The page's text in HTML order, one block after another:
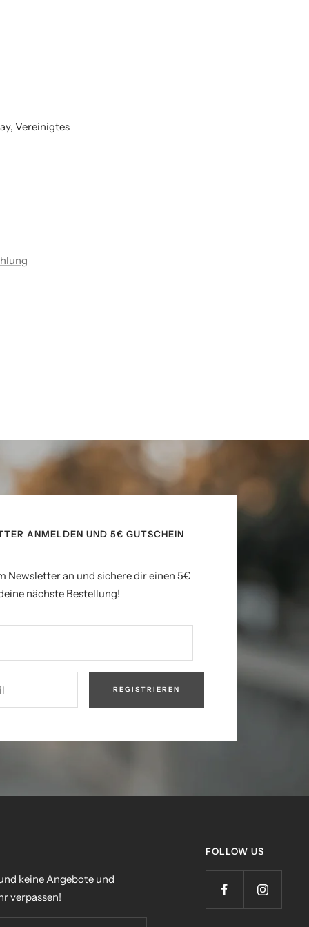
Vereinigtes
ANMELDEN UND 5€ GUTSCHEIN
Newsletter an und sichere dir einen 5€
nächste Bestellung!
REGISTRIEREN
keine Angebote und
verpassen!
FOLLOW US